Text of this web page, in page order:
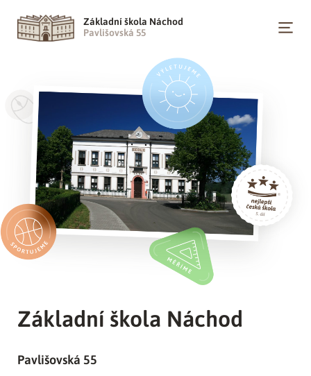
Základní škola Náchod
Pavlišovská 55
Základní škola Náchod
Pavlišovská 55